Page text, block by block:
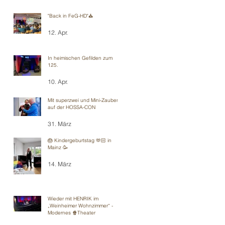
"Back in FeG-HD"⛪️
12. Apr.
In heimischen Gefilden zum
125.
10. Apr.
Mit superzwei und Mini-Zauberei
auf der HOSSA-CON
31. März
🎂 Kindergeburtstag 🫶🏻 in
Mainz 🥳
14. März
Wieder mit HENRIK im
„Weinheimer Wohnzimmer“ -
Modernes 🍿Theater